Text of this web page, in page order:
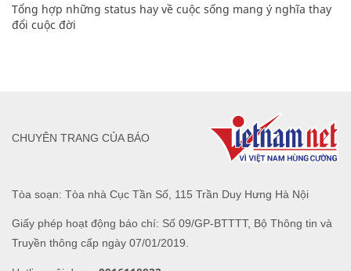
Tổng hợp những status hay về cuộc sống mang ý nghĩa thay
đổi cuộc đời
Tòa soạn: Tòa nhà Cục Tần Số, 115 Trần Duy Hưng Hà Nội
Giấy phép hoạt động báo chí: Số 09/GP-BTTTT, Bộ Thông tin và
Truyền thông cấp ngày 07/01/2019.
CHUYÊN TRANG CỦA BÁO